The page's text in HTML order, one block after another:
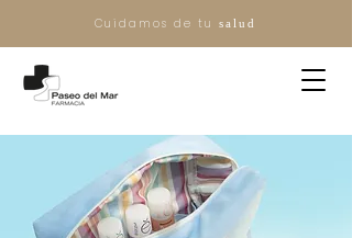
Cuidamos de tu salud